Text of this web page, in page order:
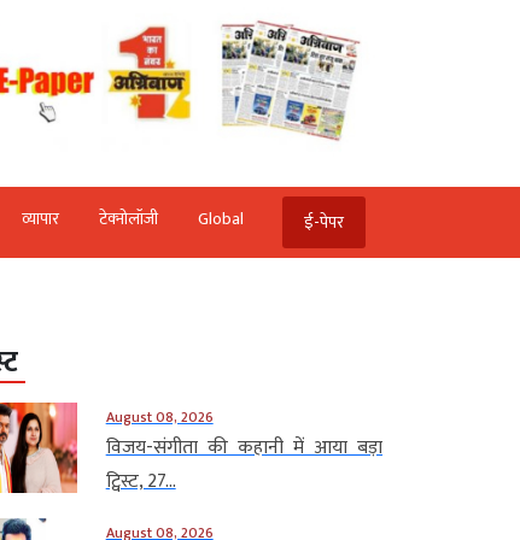
व्‍यापार टेक्‍नोलॉजी Global ई-पेपर
August 08, 2026
विजय-संगीता की कहानी में आया बड़ा
ट्विस्ट, 27...
August 08, 2026